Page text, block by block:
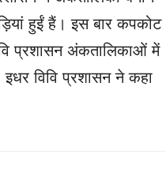
हुईं हैं। इस बार कपकोट
प्रशासन अंकतालिकाओं में
इधर विवि प्रशासन ने कहा